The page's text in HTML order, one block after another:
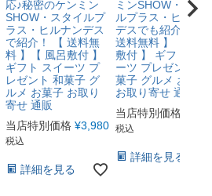
応♪秘密のケンミン
SHOW・スタイルプ
ラス・ヒルナンデス
で紹介！ 【 送料無
料 】【 風呂敷付 】
ギフト スイーツ プ
レゼント 和菓子 グ
ルメ お菓子 お取り
寄せ 通販
当店特別価格 ¥3,980
税込
詳細を見る
ミンSHOW・スタ
ルプラス・ヒルナ
デスでも紹介！ 【
送料無料 】【 風呂
敷付 】 ギフト スイ
ーツ プレゼント 和
菓子 グルメ お菓子
お取り寄せ 通販
当店特別価格
税込
詳細を見る